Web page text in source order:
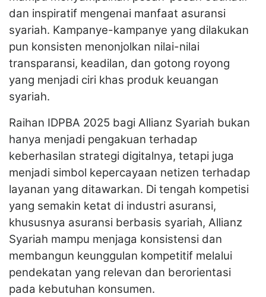
dan inspiratif mengenai manfaat asuransi
syariah. Kampanye-kampanye yang dilakukan
pun konsisten menonjolkan nilai-nilai
transparansi, keadilan, dan gotong royong
yang menjadi ciri khas produk keuangan
syariah.
Raihan IDPBA 2025 bagi Allianz Syariah bukan
hanya menjadi pengakuan terhadap
keberhasilan strategi digitalnya, tetapi juga
menjadi simbol kepercayaan netizen terhadap
layanan yang ditawarkan. Di tengah kompetisi
yang semakin ketat di industri asuransi,
khususnya asuransi berbasis syariah, Allianz
Syariah mampu menjaga konsistensi dan
membangun keunggulan kompetitif melalui
pendekatan yang relevan dan berorientasi
pada kebutuhan konsumen.